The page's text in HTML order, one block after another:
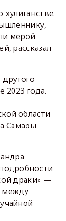
мерой
рассказал
2023 года.
области
Самары
драки» —
между